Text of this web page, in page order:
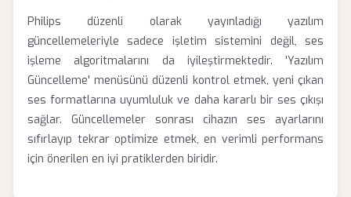
Philips düzenli olarak yayınladığı yazılım
güncellemeleriyle sadece işletim sistemini değil, ses
işleme algoritmalarını da iyileştirmektedir. 'Yazılım
Güncelleme' menüsünü düzenli kontrol etmek, yeni çıkan
ses formatlarına uyumluluk ve daha kararlı bir ses çıkışı
sağlar. Güncellemeler sonrası cihazın ses ayarlarını
sıfırlayıp tekrar optimize etmek, en verimli performans
için önerilen en iyi pratiklerden biridir.